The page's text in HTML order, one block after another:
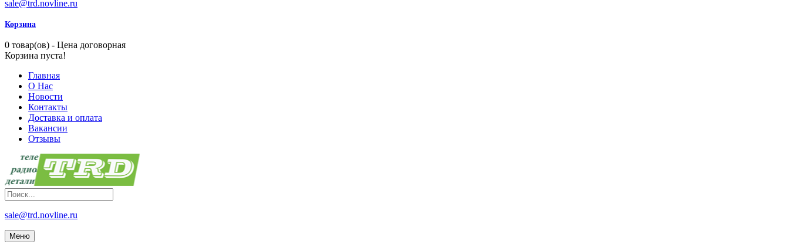
sale@trd.novline.ru
Корзина
0 товар(ов) - Цена договорная
Корзина пуста!
Главная
О Нас
Новости
Контакты
Доставка и оплата
Вакансии
Отзывы
sale@trd.novline.ru
Меню